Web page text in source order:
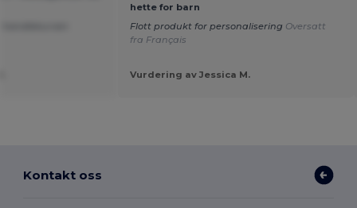
hette for barn
Flott produkt for personalisering Oversatt
fra Français
Vurdering av Jessica M.
Kontakt oss